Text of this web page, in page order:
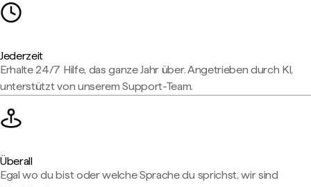
Jederzeit
Erhalte 24/7 Hilfe, das ganze Jahr über. Angetrieben durch KI,
unterstützt von unserem Support-Team.
Überall
Egal wo du bist oder welche Sprache du sprichst, wir sind